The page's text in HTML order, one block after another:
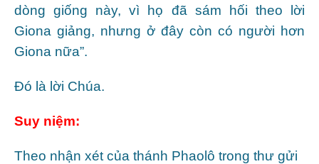
dòng giống này, vì họ đã sám hối theo lời
Giona giảng, nhưng ở đây còn có người hơn
Giona nữa”.
Ðó là lời Chúa.
Suy niệm:
Theo nhận xét của thánh Phaolô trong thư gửi